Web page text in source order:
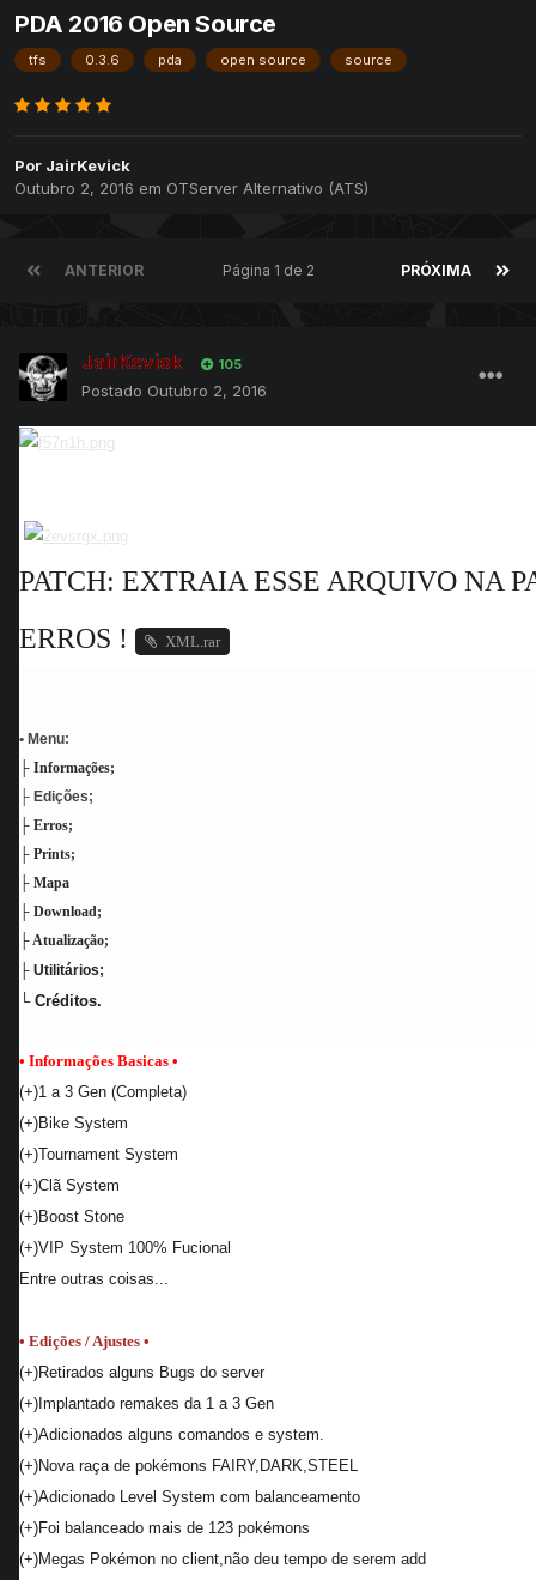
PDA 2016 Open Source
tfs 0.3.6 pda open source source
Por JairKevick
Outubro 2, 2016 em OTServer Alternativo (ATS)
ANTERIOR PRÓXIMA
Página 1 de 2
JairKevick 105
Postado Outubro 2, 2016
PATCH: EXTRAIA ESSE ARQUIVO NA
ERROS !
XML.rar
• Menu:
├ Informações;
├ Edições;
├ Erros;
├ Prints;
├ Mapa
├ Download;
├ Atualização;
├ Utilitários;
└Créditos.
• Informações Basicas •
(+)1 a 3 Gen (Completa)
(+)Bike System
(+)Tournament System
(+)Clã System
(+)Boost Stone
(+)VIP System 100% Fucional
Entre outras coisas...
• Edições / Ajustes •
(+)Retirados alguns Bugs do server
(+)Implantado remakes da 1 a 3 Gen
(+)Adicionados alguns comandos e system.
(+)Nova raça de pokémons FAIRY,DARK,STEEL
(+)Adicionado Level System com balanceamento
(+)Foi balanceado mais de 123 pokémons
(+)Megas Pokémon no client,não deu tempo de serem add